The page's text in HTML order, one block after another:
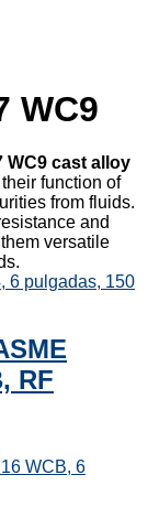
WC9
WC9 cast alloy
function of
from fluids.
and
versatile
RF